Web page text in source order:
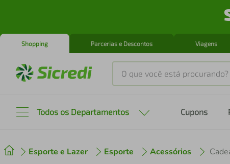
Shopping Parcerias e Descontos Viagens
O que você está procurando?
Todos os Departamentos Cupons
Esporte e Lazer Esporte Acessórios
2 º cafeteira